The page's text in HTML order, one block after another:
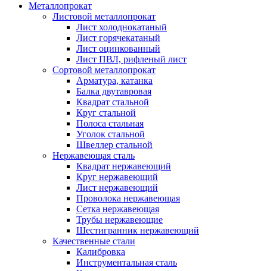
Металлопрокат
Листовой металлопрокат
Лист холоднокатаный
Лист горячекатаный
Лист оцинкованный
Лист ПВЛ, рифленый лист
Сортовой металлопрокат
Арматура, катанка
Балка двутавровая
Квадрат стальной
Круг стальной
Полоса стальная
Уголок стальной
Швеллер стальной
Нержавеющая сталь
Квадрат нержавеющий
Круг нержавеющий
Лист нержавеющий
Проволока нержавеющая
Сетка нержавеющая
Трубы нержавеющие
Шестигранник нержавеющий
Качественные стали
Калибровка
Инструментальная сталь